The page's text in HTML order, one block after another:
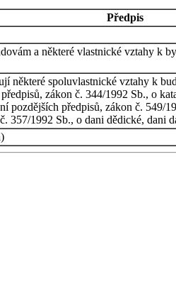
Předpis
a některé vlastnické vztahy k
některé spoluvlastnické vztahy k
zákon č. 344/1992 Sb., o
pozdějších předpisů, zákon č. 549/
357/1992 Sb., o dani dědické, dani